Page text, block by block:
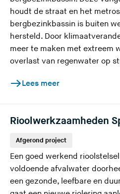
houdt de straat en het
bergbezinkbassin is buiten
hersteld. Door
meer te maken met extreem
overlast van regenwater op
Lees meer
Rioolwerkzaamheden
Afgerond project
Een goed werkend
voldoende afvalwater
een gezonde, leefbare en